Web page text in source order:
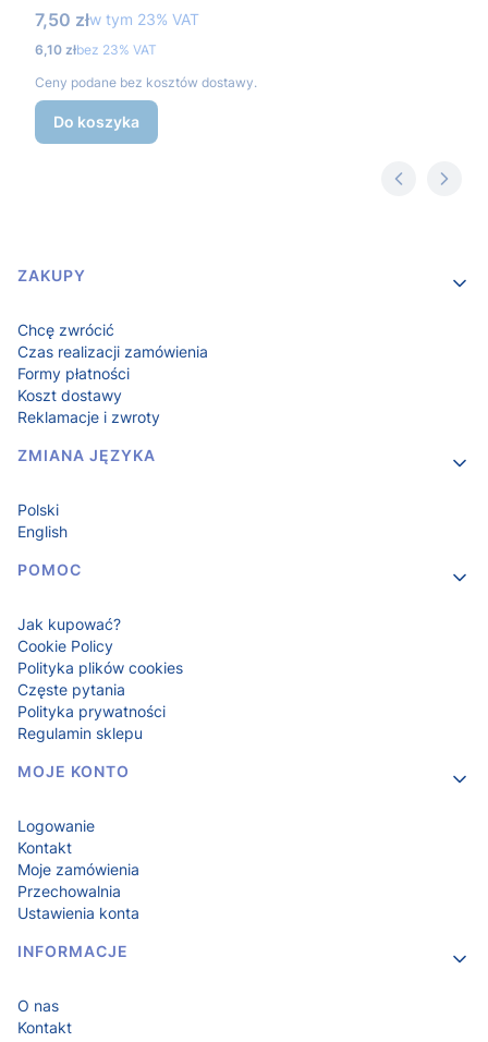
Cena brutto
7,50 złw tym %s VAT
w tym 23% VAT
Cena netto
6,10 złbez 23% VAT
Ceny podane bez kosztów dostawy.
Do koszyka
Linki w stopce
ZAKUPY
Chcę zwrócić
Czas realizacji zamówienia
Formy płatności
Koszt dostawy
Reklamacje i zwroty
ZMIANA JĘZYKA
Polski
English
POMOC
Jak kupować?
Cookie Policy
Polityka plików cookies
Częste pytania
Polityka prywatności
Regulamin sklepu
MOJE KONTO
Logowanie
Kontakt
Moje zamówienia
Przechowalnia
Ustawienia konta
INFORMACJE
O nas
Kontakt